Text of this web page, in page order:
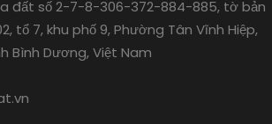
đất số 2-7-8-306-372-884-885, tờ bản
tổ 7, khu phố 9, Phường Tân Vĩnh Hiệp,
Bình Dương, Việt Nam